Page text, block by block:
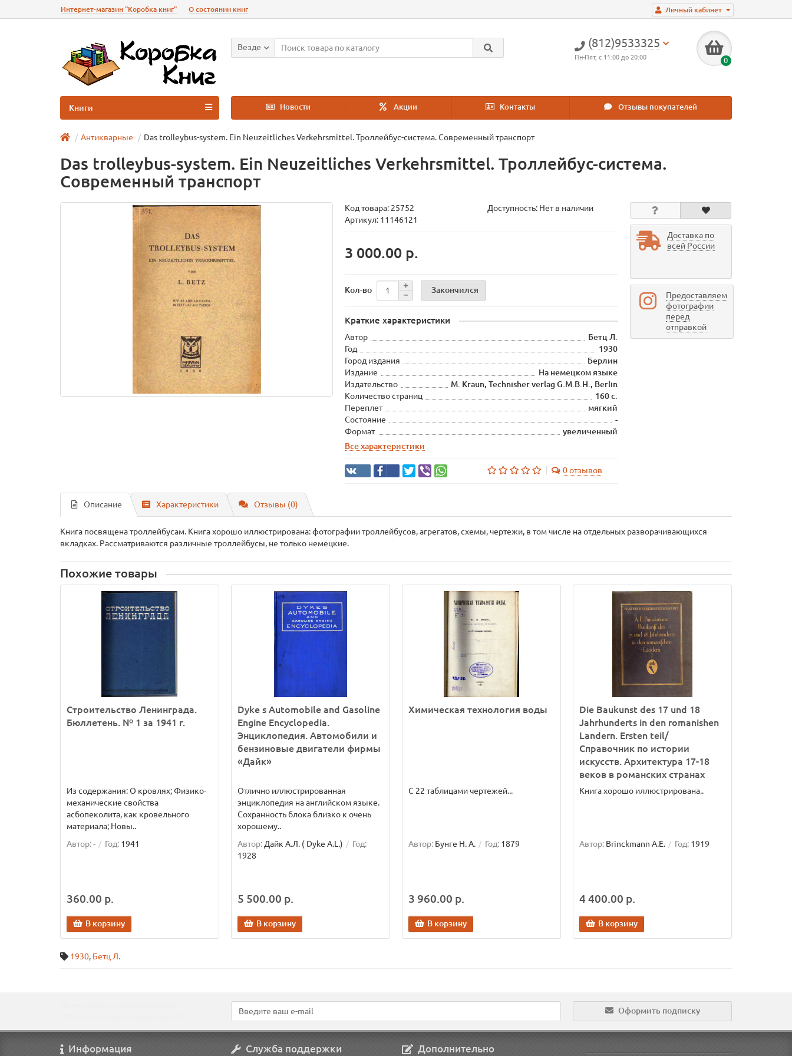
Личный кабинет
Интернет-магазин "Коробка книг" О состоянии книг
(812)9533325
Пн-Пят, с 11:00 до 20:00 0
Везде
Новости Акции Контакты Отзывы покупателей
Книги
Антикварные Das trolleybus-system. Ein Neuzeitliches Verkehrsmittel. Троллейбус-система. Современный транспорт
Das trolleybus-system. Ein Neuzeitliches Verkehrsmittel. Троллейбус-система.
Современный транспорт
Код товара: 25752
Доступность: Нет в наличии
Артикул: 11146121
3 000.00 р.
Кол-во Закончился
Краткие характеристики
Автор
Бетц Л.
Год
1930
Город издания
Берлин
Издание
На немецком языке
Издательство
M. Kraun, Technisher verlag G.M.B.H., Berlin
Количество страниц
160 с.
Переплет
мягкий
Состояние
-
Формат
увеличенный
Все характеристики
0 отзывов
Доставка по
всей России
Предоставляем
фотографии
перед
отправкой
Описание Характеристики Отзывы (0)
Книга посвящена троллейбусам. Книга хорошо иллюстрирована: фотографии троллейбусов, агрегатов, схемы, чертежи, в том числе на отдельных разворачивающихся
вкладках. Рассматриваются различные троллейбусы, не только немецкие.
Похожие товары
Строительство Ленинграда.
Бюллетень. № 1 за 1941 г.
Из содержания: О кровлях; Физико-
механические свойства
асбопеколита, как кровельного
материала; Новы..
Автор:- Год: 1941
360.00 р.
В корзину
Dyke s Automobile and Gasoline
Engine Encyclopedia.
Энциклопедия. Автомобили и
бензиновые двигатели фирмы
«Дайк»
Отлично иллюстрированная
энциклопедия на английском языке.
Сохранность блока близко к очень
хорошему..
Автор: Дайк А.Л. ( Dyke A.L.)
Год:
1928
5 500.00 р.
В корзину
Химическая технология воды
С 22 таблицами чертежей...
Автор: Бунге Н. А. Год: 1879
3 960.00 р.
В корзину
Die Baukunst des 17 und 18
Jahrhunderts in den romanishen
Landern. Ersten teil/
Справочник по истории
искусств. Архитектура 17-18
веков в романских странах
Книга хорошо иллюстрирована..
Автор: Brinckmann A.E. Год: 1919
4 400.00 р.
В корзину
1930, Бетц Л.
Оформить подписку
Информация Служба поддержки Дополнительно